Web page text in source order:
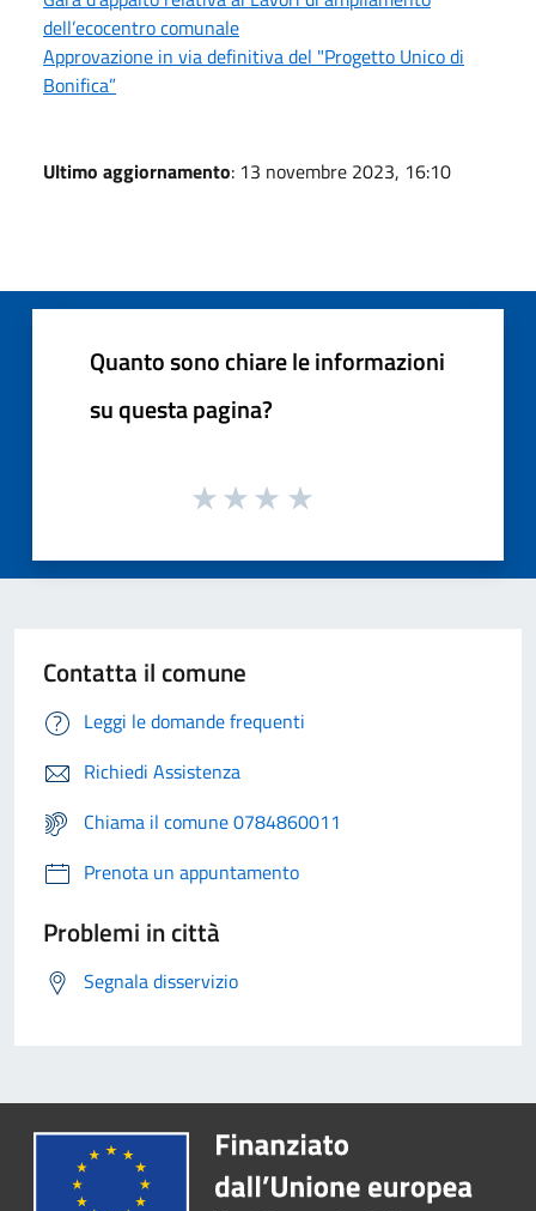
dell’ecocentro comunale
Approvazione in via definitiva del "Progetto Unico di
Bonifica”
Ultimo aggiornamento: 13 novembre 2023, 16:10
Quanto sono chiare le informazioni
su questa pagina?
Contatta il comune
Leggi le domande frequenti
Richiedi Assistenza
Chiama il comune 0784860011
Prenota un appuntamento
Problemi in città
Segnala disservizio